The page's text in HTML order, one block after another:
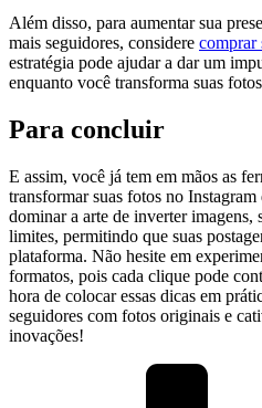
Além⁣ disso,⁢ para⁢ aumentar sua
mais ‌seguidores, considere comprar
estratégia pode ajudar ⁢a dar‌ um
enquanto⁤ você transforma ⁤suas
Para ⁢concluir
E‌ assim, você já tem em mãos ⁤as
⁣transformar suas fotos no
dominar a arte de ‌inverter
‌limites, permitindo que suas
plataforma. Não hesite‍ em
formatos,⁤ pois cada clique pode
hora de ⁤colocar essas⁤ dicas em
seguidores com fotos originais e⁣
inovações!